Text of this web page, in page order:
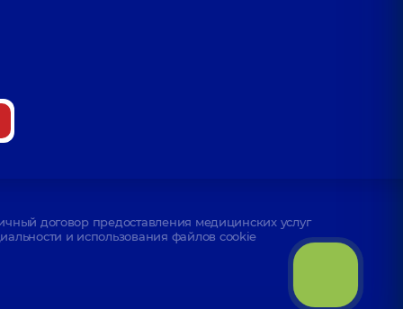
договор предоставления медицинских услуг
и использования файлов cookie